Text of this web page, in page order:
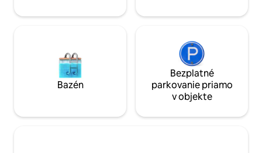
káva každý deň v našej kaviarni na
ešte k dispozícii
Bazén
Bezplatné
parkovanie priamo
v objekte